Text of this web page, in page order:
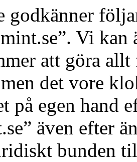
godkänner
Vi kan
att göra
det vore
på egen hand
även efter
bunden